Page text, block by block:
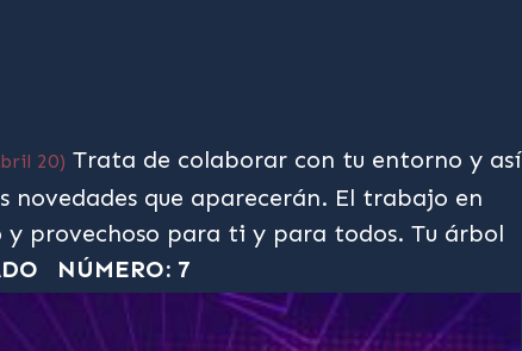
20) Trata de colaborar con tu entorno y así
novedades que aparecerán. El trabajo en
y provechoso para ti y para todos. Tu árbol
NÚMERO: 7